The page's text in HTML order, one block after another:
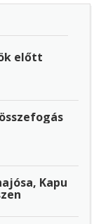
előtt
Kapu